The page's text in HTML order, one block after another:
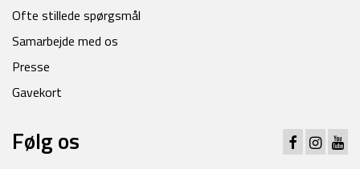
Ofte stillede spørgsmål
Samarbejde med os
Presse
Gavekort
Følg os